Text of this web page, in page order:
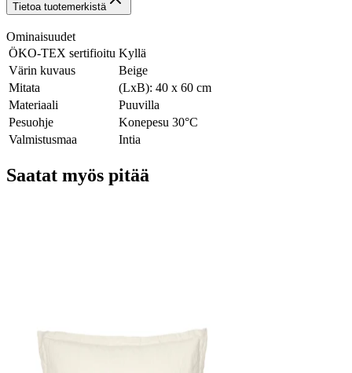
Tietoa tuotemerkistä
Ominaisuudet
ÖKO-TEX sertifioitu Kyllä
Värin kuvaus
Beige
Mitata
(LxB): 40 x 60 cm
Materiaali
Puuvilla
Pesuohje
Konepesu 30°C
Valmistusmaa
Intia
Saatat myös pitää